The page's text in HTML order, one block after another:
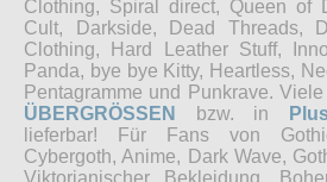
Clothing, Spiral direct, Queen of
Cult, Darkside, Dead Threads,
Clothing, Hard Leather Stuff,
Panda, bye bye Kitty, Heartless,
Pentagramme und Punkrave.
ÜBERGRÖSSEN
bzw. in
lieferbar! Für Fans von
Cybergoth, Anime, Dark Wave,
Viktorianischer Bekleidung,